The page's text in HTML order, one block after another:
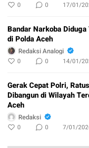
0 0 17/01/
Bandar Narkoba
di Polda Aceh
Redaksi Analogi
0 0 14/01/
Gerak Cepat Polri,
Dibangun di Wilayah
Aceh
Redaksi
0 0 7/01/